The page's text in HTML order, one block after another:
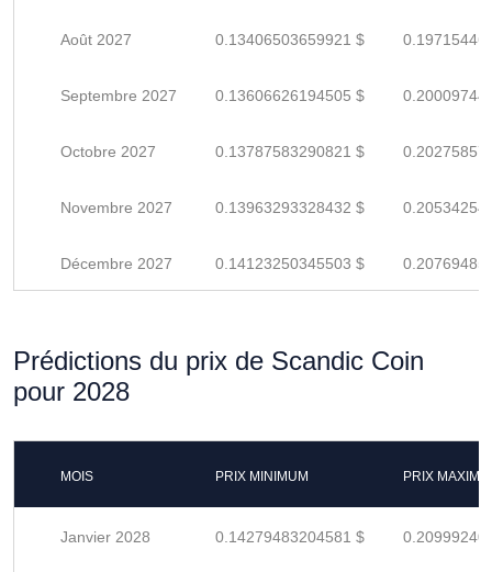
Août 2027 0.13406503659921 $
Septembre 2027 0.13606626194505 $
Octobre 2027 0.13787583290821 $
Novembre 2027 0.13963293328432 $
Décembre 2027 0.14123250345503 $
Prédictions du prix de Scandic Coin
pour 2028
MOIS PRIX MINIMUM PRIX
Janvier 2028 0.14279483204581 $